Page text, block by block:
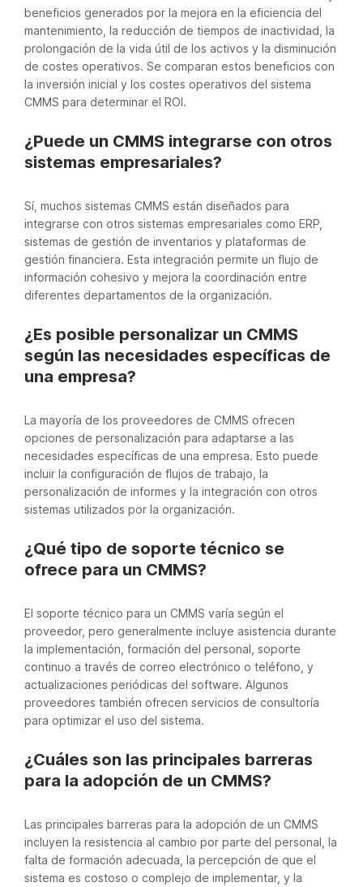
beneficios generados por la mejora en la eficiencia del
mantenimiento, la reducción de tiempos de inactividad, la
prolongación de la vida útil de los activos y la disminución
de costes operativos. Se comparan estos beneficios con
la inversión inicial y los costes operativos del sistema
CMMS para determinar el ROI.
¿Puede un CMMS integrarse con otros
sistemas empresariales?
Sí, muchos sistemas CMMS están diseñados para
integrarse con otros sistemas empresariales como ERP,
sistemas de gestión de inventarios y plataformas de
gestión financiera. Esta integración permite un flujo de
información cohesivo y mejora la coordinación entre
diferentes departamentos de la organización.
¿Es posible personalizar un CMMS
según las necesidades específicas de
una empresa?
La mayoría de los proveedores de CMMS ofrecen
opciones de personalización para adaptarse a las
necesidades específicas de una empresa. Esto puede
incluir la configuración de flujos de trabajo, la
personalización de informes y la integración con otros
sistemas utilizados por la organización.
¿Qué tipo de soporte técnico se
ofrece para un CMMS?
El soporte técnico para un CMMS varía según el
proveedor, pero generalmente incluye asistencia durante
la implementación, formación del personal, soporte
continuo a través de correo electrónico o teléfono, y
actualizaciones periódicas del software. Algunos
proveedores también ofrecen servicios de consultoría
para optimizar el uso del sistema.
¿Cuáles son las principales barreras
para la adopción de un CMMS?
Las principales barreras para la adopción de un CMMS
incluyen la resistencia al cambio por parte del personal, la
falta de formación adecuada, la percepción de que el
sistema es costoso o complejo de implementar, y la